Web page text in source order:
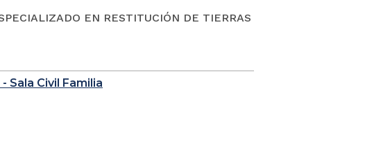
EN RESTITUCIÓN DE TIERRAS
Sala Civil Familia